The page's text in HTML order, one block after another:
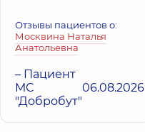
Отзывы пациентов о:
Москвина Наталья
Анатольевна
– Пациент
МС
"Добробут"
06.08.2026